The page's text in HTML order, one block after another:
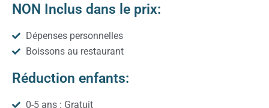
NON Inclus dans le prix:
Dépenses personnelles
Boissons au restaurant
Réduction enfants:
0-5 ans : Gratuit